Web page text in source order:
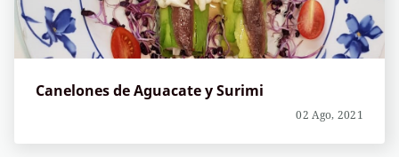
Canelones de Aguacate y Surimi
02 Ago, 2021